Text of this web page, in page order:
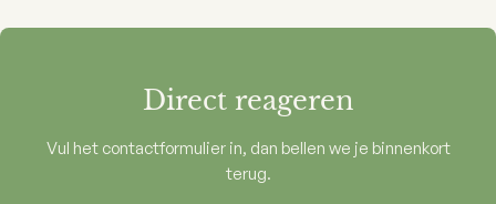
Direct reageren
Vul het contactformulier in, dan bellen we je binnenkort
terug.